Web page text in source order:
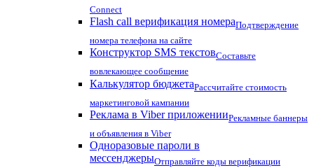
Connect
Flash call верификация номераПодтверждение
номера телефона на сайте
Конструктор SMS текстовСоставьте
вовлекающее сообщение
Калькулятор бюджетаРассчитайте стоимость
маркетинговой кампании
Реклама в Viber приложенииРекламные баннеры
и объявления в Viber
Одноразовые пароли в
мессенджерыОтправляйте коды верификации